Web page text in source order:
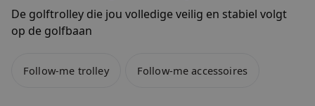
Golfscooters
Voor golfbanen
Over ons
De golftrolley die jou volledige veilig en stabiel volgt
op de golfbaan
Follow-me trolley Follow-me accessoires